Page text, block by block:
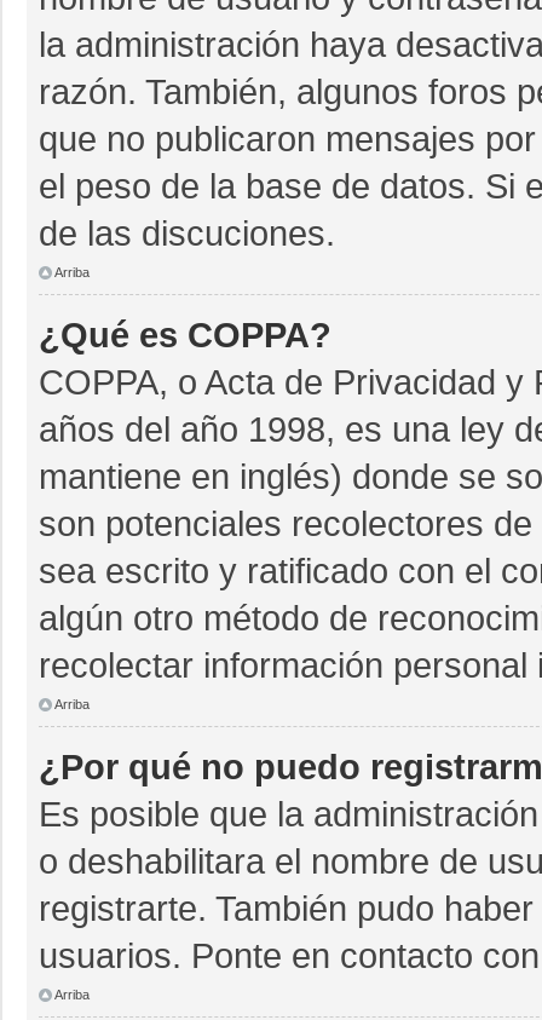
la administración haya
razón. También, algunos foros
que no publicaron mensajes
el peso de la base de datos. Si
de las discuciones.
Arriba
¿Qué es COPPA?
COPPA, o Acta de Privacidad
años del año 1998, es una ley
mantiene en inglés) donde se
son potenciales recolectores
sea escrito y ratificado con el
algún otro método de
recolectar información
Arriba
¿Por qué no puedo
Es posible que la
o deshabilitara el nombre de
registrarte. También pudo
usuarios. Ponte en contacto
Arriba